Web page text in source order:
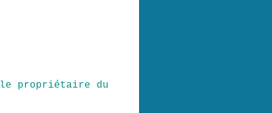
propriétaire du